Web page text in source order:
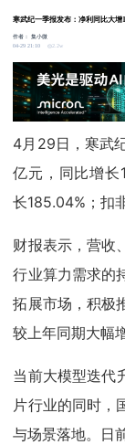
寒武纪一季报发布：净利同比大
作者：集小微
04-29 21:10
2.2w
4月29日，寒武
亿元，同比增长
长185.04%；扣
财报表示，营收
行业算力需求的
拓展市场，积极
较上年同期大幅
当前大模型迭代
片行业的同时，
与场景落地。日